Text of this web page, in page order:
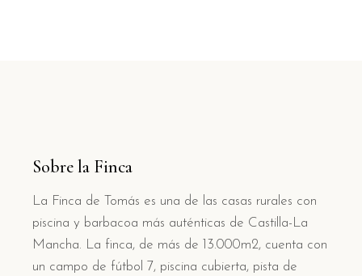
Sobre la Finca
La Finca de Tomás es una de las casas rurales con
piscina y barbacoa más auténticas de Castilla-La
Mancha. La finca, de más de 13.000m2, cuenta con
un campo de fútbol 7, piscina cubierta, pista de